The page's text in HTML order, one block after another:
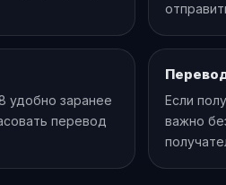
удобно заранее
перевод
Если
важно